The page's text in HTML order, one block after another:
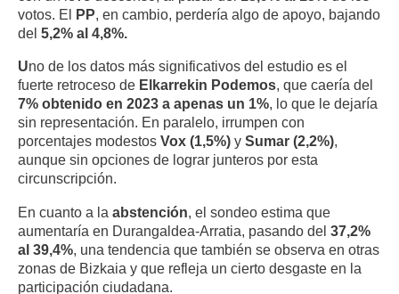
votos. El PP, en cambio, perdería algo de apoyo, bajando
del 5,2% al 4,8%.
Uno de los datos más significativos del estudio es el
fuerte retroceso de Elkarrekin Podemos, que caería del
7% obtenido en 2023 a apenas un 1%, lo que le dejaría
sin representación. En paralelo, irrumpen con
porcentajes modestos Vox (1,5%) y Sumar (2,2%),
aunque sin opciones de lograr junteros por esta
circunscripción.
En cuanto a la abstención, el sondeo estima que
aumentaría en Durangaldea-Arratia, pasando del 37,2%
al 39,4%, una tendencia que también se observa en otras
zonas de Bizkaia y que refleja un cierto desgaste en la
participación ciudadana.